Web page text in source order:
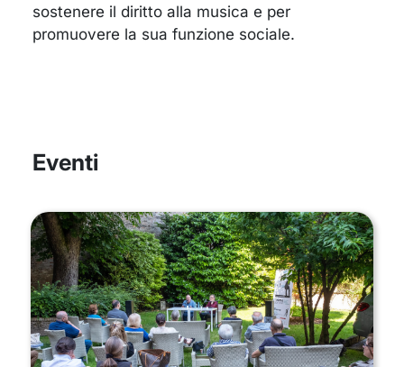
sostenere il diritto alla musica e per
promuovere la sua funzione sociale.
Eventi